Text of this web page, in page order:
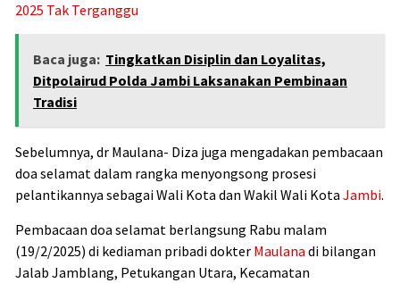
2025 Tak Terganggu
Baca juga: Tingkatkan Disiplin dan Loyalitas,
Ditpolairud Polda Jambi Laksanakan Pembinaan
Tradisi
Sebelumnya, dr Maulana- Diza juga mengadakan pembacaan
doa selamat dalam rangka menyongsong prosesi
pelantikannya sebagai Wali Kota dan Wakil Wali Kota Jambi.
Pembacaan doa selamat berlangsung Rabu malam
(19/2/2025) di kediaman pribadi dokter Maulana di bilangan
Jalab Jamblang, Petukangan Utara, Kecamatan